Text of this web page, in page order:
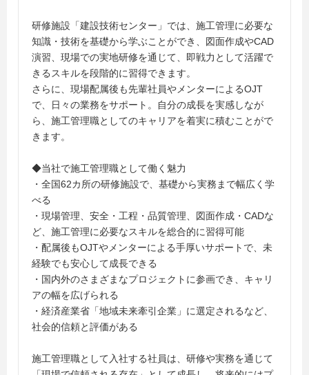
研修施設「建設技術センター」では、施工管理に必要な
知識・技術を基礎から学ぶことができ、図面作成やCAD
演習、現場での実地研修を通じて、即戦力として活躍で
きるスキルを段階的に習得できます。
さらに、現場配属後も先輩社員やメンターによるOJT
で、日々の業務をサポート。自分の成長を実感しなが
ら、施工管理職としてのキャリアを着実に積むことがで
きます。
◆当社で施工管理職として働く魅力
・全国62カ所の研修施設で、基礎から実務まで幅広く学
べる
・現場管理、安全・工程・品質管理、図面作成・CADな
ど、施工管理に必要なスキルを総合的に習得可能
・配属後もOJTやメンターによる手厚いサポートで、未
経験でも安心して成長できる
・国内外のさまざまなプロジェクトに参画でき、キャリ
アの幅を広げられる
・経済産業省「地域未来牽引企業」に選定されるなど、
社会的信頼と評価がある
施工管理職として入社する社員は、研修や実務を通じて